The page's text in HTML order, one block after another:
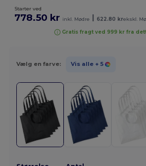
Starter ved
778.50 kr inkl. Mødre | 622.80 krekskl.
Gratis fragt ved 999 kr fra
Vælg en farve: Vis alle + 5